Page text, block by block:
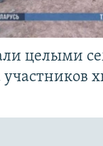
целыми
участников